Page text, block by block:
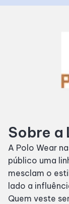
Como chegar
Cinema
Eventos
Sobre a
A Polo Wear
público uma
mesclam o
lado a
Quem veste